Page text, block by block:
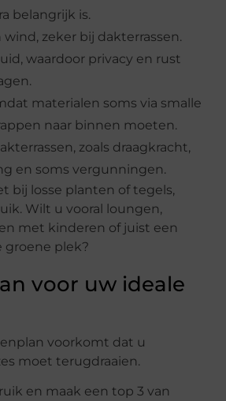
belangrijk is.
wind, zeker bij dakterrassen.
waardoor privacy en rust
materialen soms via smalle
naar binnen moeten.
zoals draagkracht,
en soms vergunningen.
bij losse planten of tegels,
Wilt u vooral loungen,
met kinderen of juist een
groene plek?
voor uw ideale
voorkomt dat u
moet terugdraaien.
en maak een top 3 van